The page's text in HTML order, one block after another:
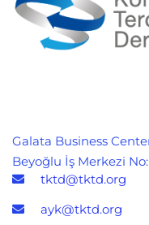
Galata Business
Beyoğlu İş Merkezi
tktd@tktd.org
ayk@tktd.org